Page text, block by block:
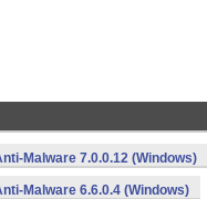
Malware 7.0.0.12 (Windows)
Malware 6.6.0.4 (Windows)